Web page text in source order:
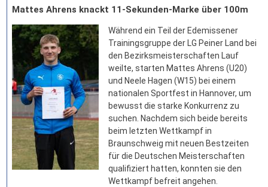
Mattes Ahrens knackt 11-Sekunden-Marke über 100m
Während ein Teil der Edemissener
Trainingsgruppe der LG Peiner Land bei
den Bezirksmeisterschaften Lauf
weilte, starten Mattes Ahrens (U20)
und Neele Hagen (W15) bei einem
nationalen Sportfest in Hannover, um
bewusst die starke Konkurrenz zu
suchen. Nachdem sich beide bereits
beim letzten Wettkampf in
Braunschweig mit neuen Bestzeiten
für die Deutschen Meisterschaften
qualifiziert hatten, konnten sie den
Wettkampf befreit angehen.